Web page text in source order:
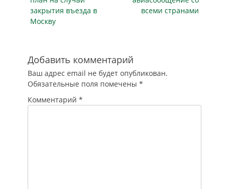
что не имеет
противопоказаний
к исполнению
охранника. А в
январе 2025 года
подал заявление о
выдаче…
закрытия въезда в
Москву
всеми странами
Добавить комментарий
Ваш адрес email не будет опубликован.
Обязательные поля помечены *
Комментарий *